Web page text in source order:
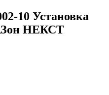
10 Установка
НЕКСТ